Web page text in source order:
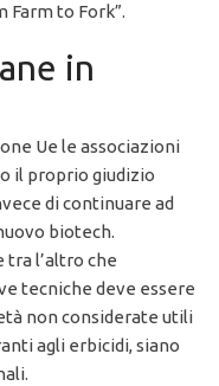
Farm to Fork”.
in
Ue le associazioni
il proprio giudizio
di continuare ad
biotech.
tra l’altro che
tecniche deve essere
non considerate utili
agli erbicidi, siano